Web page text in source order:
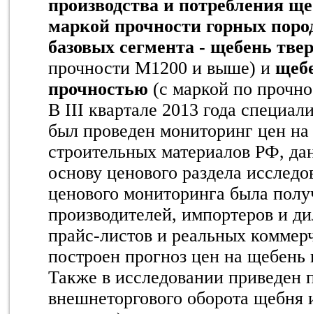
производства и потребления
маркой прочности горных
базовых сегмента - щебень
прочности М1200 и выше) и
прочностью (с маркой по
В III квартале 2013 года
был проведен мониторинг цен
строительных материалов РФ,
основу ценового раздела
ценового мониторинга была
производителей, импортеров и
прайс-листов и реальных
построен прогноз цен на щебень
Также в исследовании приведен
внешнеторгового оборота щебня